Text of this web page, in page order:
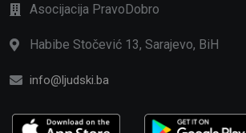
Asocijacija PravoDobro
Habibe Stočević 13, Sarajevo, BiH
info@ljudski.ba